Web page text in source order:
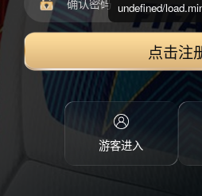
点击注
游客进入
undefined/